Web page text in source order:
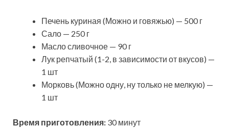
Печень куриная (Можно и говяжью) — 500 г
Сало — 250 г
Масло сливочное — 90 г
Лук репчатый (1-2, в зависимости от вкусов) —
1 шт
Морковь (Можно одну, ну только не мелкую) —
1 шт
Время приготовления: 30 минут